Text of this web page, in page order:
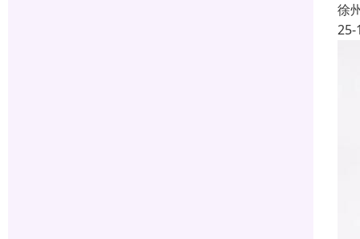
徐
25-